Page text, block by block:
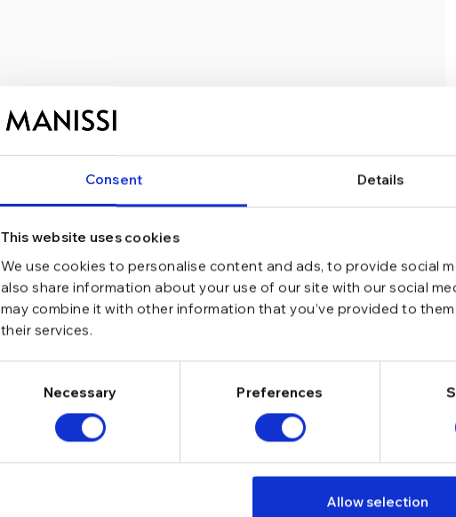
Consent Details
This website uses cookies
We use cookies to personalise content and ads, to provide social
also share information about your use of our site with our social
may combine it with other information that you’ve provided to
their services.
Necessary Preferences
Allow selection